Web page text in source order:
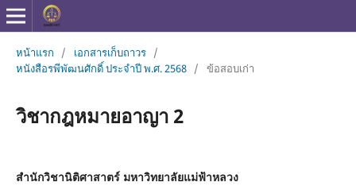
หน้าแรก / เอกสารเก็บถาวร /
หนังสือรพีพัฒนศักดิ์ ประจำปี พ.ศ. 2568 / ข้อสอบเก่า
วิชากฎหมายอาญา 2
สำนักวิชานิติศาสาตร์ มหาวิทยาลัยแม่ฟ้าหลวง